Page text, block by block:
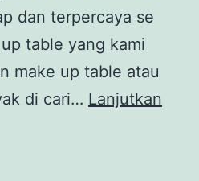
dan terpercaya se
table yang kami
make up table atau
di cari… Lanjutkan